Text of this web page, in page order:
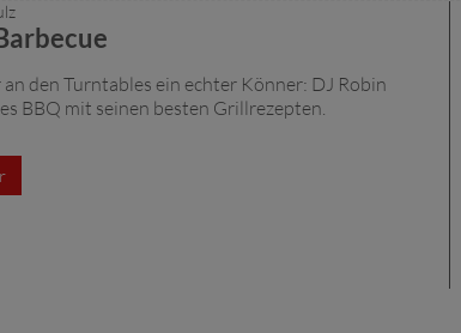
den Turntables ein echter Könner: DJ Robin
BBQ mit seinen besten Grillrezepten.